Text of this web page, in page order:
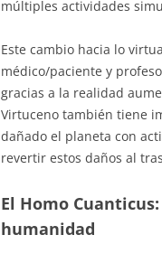
múltiples actividades
Este cambio hacia lo
médico/paciente y
gracias a la realidad
Virtuceno también tiene
dañado el planeta con
revertir estos daños al
El Homo
humanidad